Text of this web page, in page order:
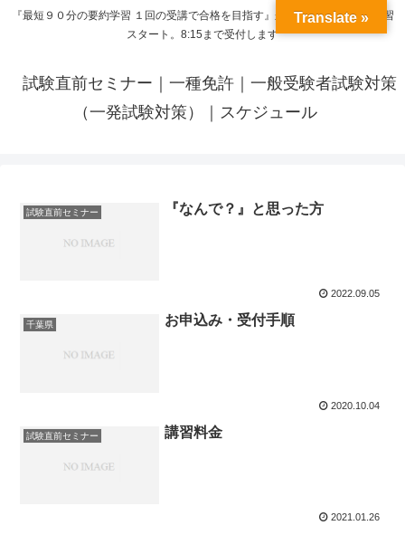
『最短９０分の要約学習 １回の受講で合格を目指す』来呼応した時間から学習
スタート。8:15まで受付します
試験直前セミナー｜一種免許｜一般受験者試験対策
（一発試験対策）｜スケジュール
試験直前セミナー 『なんで？』と思った方
2022.09.05
千葉県 お申込み・受付手順
2020.10.04
試験直前セミナー 講習料金
2021.01.26
Translate »